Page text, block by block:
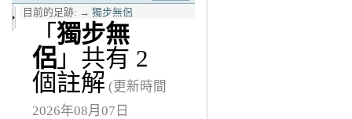
目前的足跡: → 獨步無侶
「 獨步無
侶 」共有 2
個註解 (更新時間
2026年08月07日